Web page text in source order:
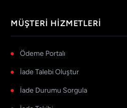
MÜŞTERI HIZMETLERI
Ödeme Portalı
İade Talebi Oluştur
İade Durumu Sorgula